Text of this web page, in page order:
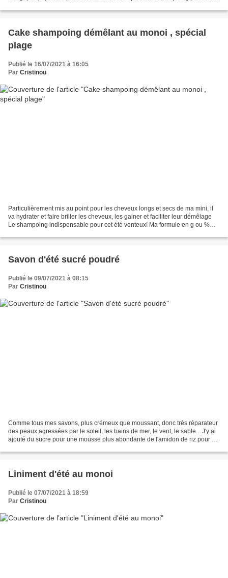
Cake shampoing démêlant au monoi , spécial
plage
Publié le 16/07/2021 à 16:05
Par Cristinou
Particulièrement mis au point pour les cheveux longs et secs de ma mini, il
va hydrater et faire briller les cheveux, les gainer et faciliter leur démêlage
Le shampoing indispensable pour cet été venteux! Ma formule en g ou %
Savon d'été sucré poudré
Publié le 09/07/2021 à 08:15
Par Cristinou
Comme tous mes savons, plus crémeux que moussant, donc très réparateur
des peaux agressées par le soleil, les bains de mer, le vent, le sable... J'y ai
ajouté du sucre pour une mousse plus abondante de l'amidon de riz pour un
Liniment d'été au monoi
Publié le 07/07/2021 à 18:59
Par Cristinou